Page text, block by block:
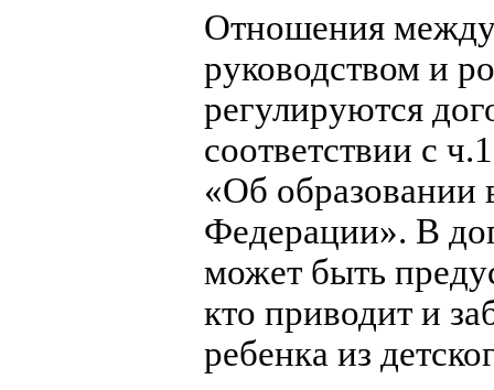
Отношения
руководством и
регулируются
соответствии с
«Об образовании
Федерации». В
может быть
кто приводит и
ребенка из